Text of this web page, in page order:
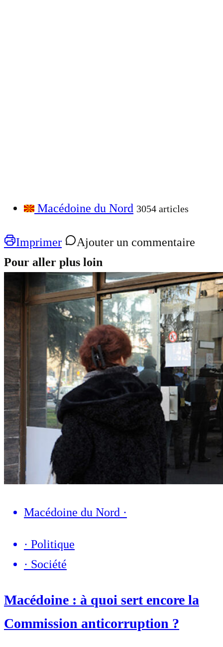
Macédoine du Nord 3054 articles
Imprimer
Ajouter un commentaire
Pour aller plus loin
Macédoine du Nord ·
· Politique
· Société
Macédoine : à quoi sert encore la
Commission anticorruption ?